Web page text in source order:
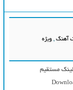
آهنگ, ویژه
لینک مستقیم